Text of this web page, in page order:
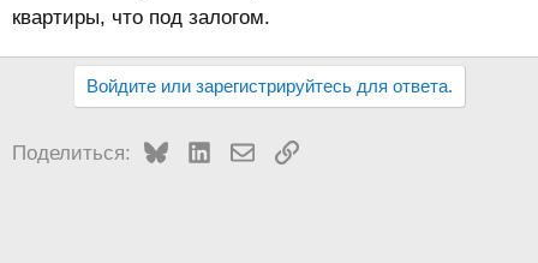
квартиры, что под залогом.
Войдите или зарегистрируйтесь для ответа.
Поделиться: BlueskyLinkedInЭлектронная почта
Ссылка